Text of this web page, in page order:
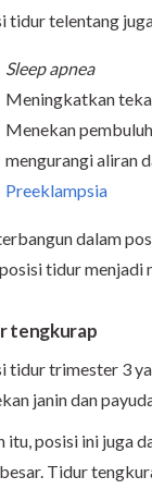
tidur telentang
Sleep apnea
Meningkatkan
Menekan
mengurangi aliran
Preeklampsia
dalam
tidur menjadi
tengkurap
tidur trimester 3
janin dan
itu, posisi ini juga
Tidur